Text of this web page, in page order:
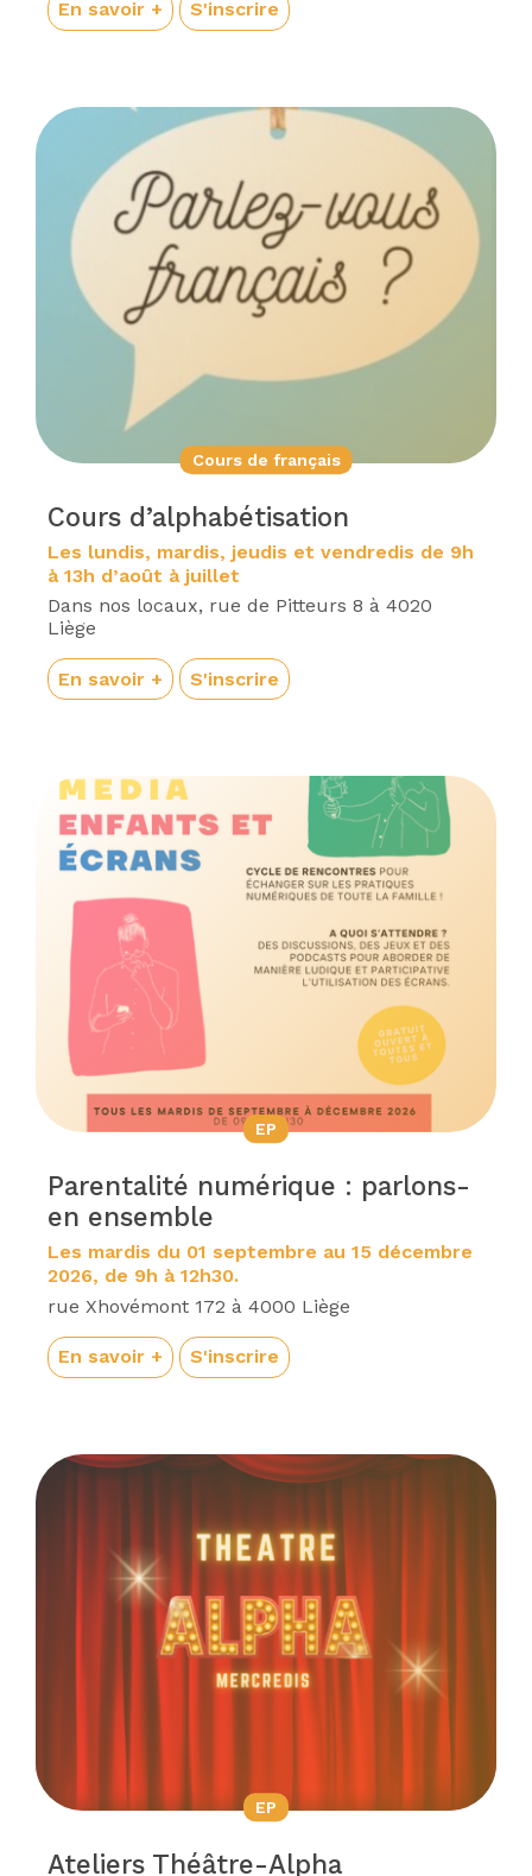
En savoir + S'inscrire
Cours de français
Cours d’alphabétisation
Les lundis, mardis, jeudis et vendredis de 9h
à 13h d’août à juillet
Dans nos locaux, rue de Pitteurs 8 à 4020
Liège
En savoir + S'inscrire
EP
Parentalité numérique : parlons-
en ensemble
Les mardis du 01 septembre au 15 décembre
2026, de 9h à 12h30.
rue Xhovémont 172 à 4000 Liège
En savoir + S'inscrire
EP
Ateliers Théâtre-Alpha